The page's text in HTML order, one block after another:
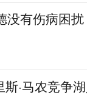
没有伤病困
·马农竞争